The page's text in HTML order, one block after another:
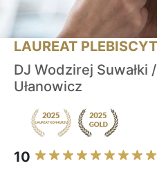
LAUREAT
DJ Wodzirej Suwałki
Ułanowicz
10